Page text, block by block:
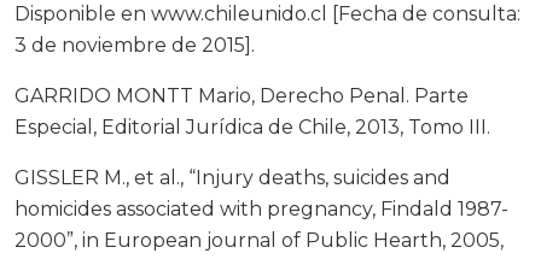
Disponible en www.chileunido.cl [Fecha de consulta:
3 de noviembre de 2015].
GARRIDO MONTT Mario, Derecho Penal. Parte
Especial, Editorial Jurídica de Chile, 2013, Tomo III.
GISSLER M., et al., “Injury deaths, suicides and
homicides associated with pregnancy, Findald 1987-
2000”, in European journal of Public Hearth, 2005,